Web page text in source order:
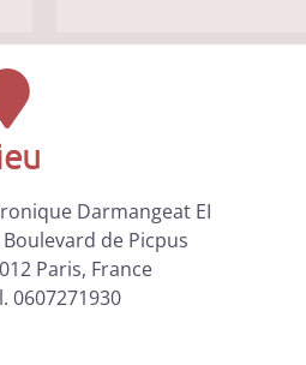
Darmangeat EI
Boulevard de Picpus
Paris, France
0607271930